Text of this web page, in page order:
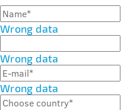
Wrong data
Wrong data
Wrong data